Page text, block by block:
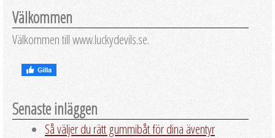
Välkommen
Välkommen till www.luckydevils.se.
Senaste inläggen
Så väljer du rätt gummibåt för dina äventyr